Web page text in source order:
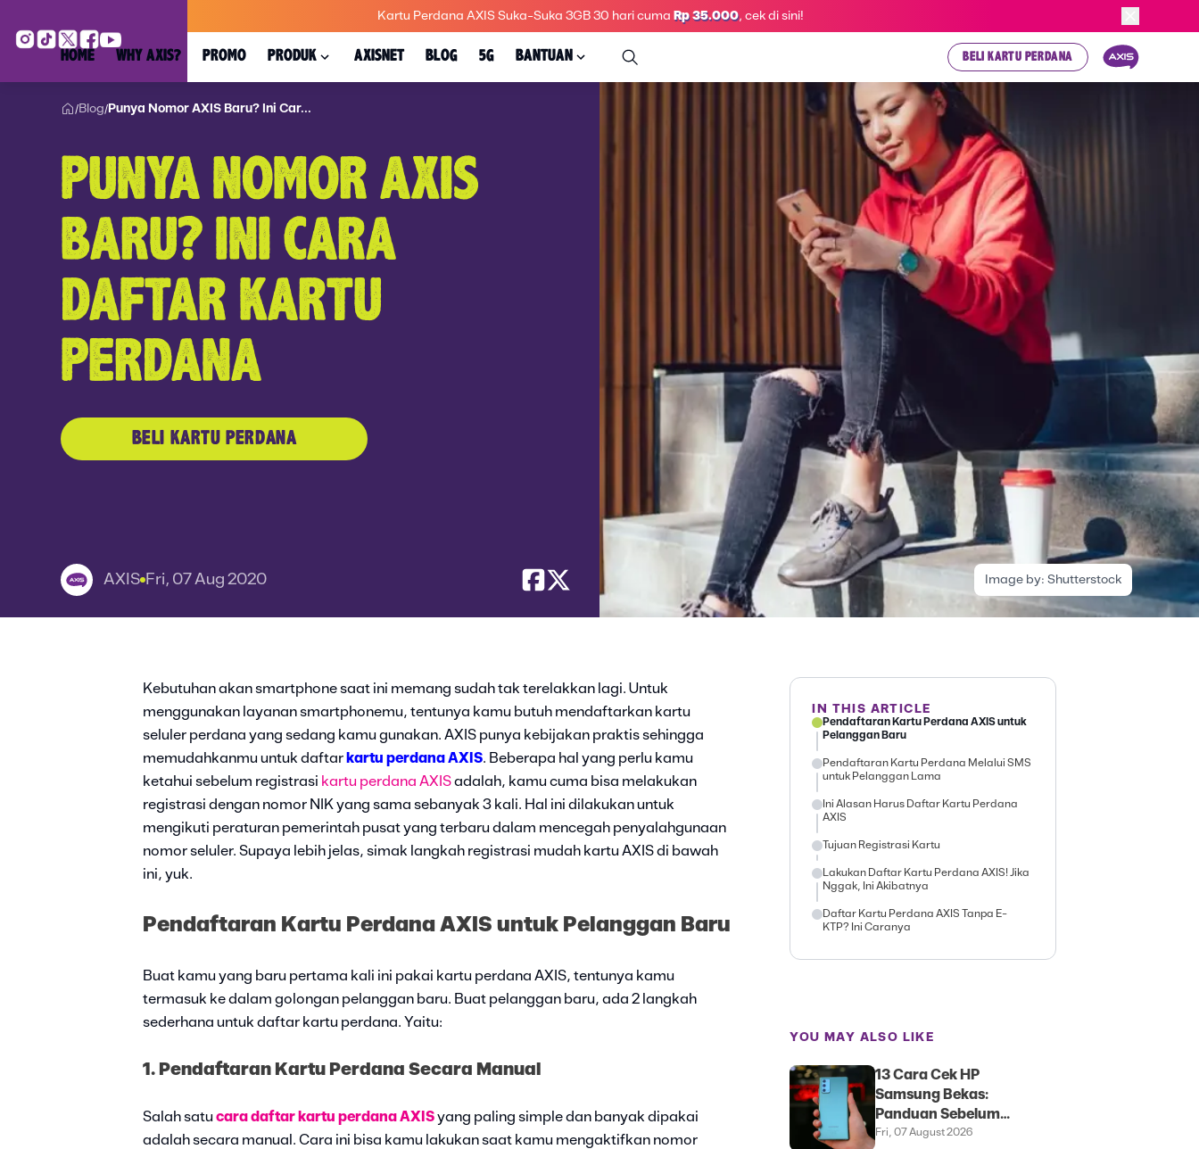
Kartu Perdana AXIS Suka-Suka 3GB 30 hari cuma Rp 35.000, cek di sini!
HOME WHY AXIS? PROMO PRODUK AXISNET BLOG 5G BANTUAN BELI KARTU PERDANA
/Blog/Punya Nomor AXIS Baru? Ini Car...
PUNYA NOMOR AXIS
BARU? INI CARA
DAFTAR KARTU
PERDANA
BELI KARTU PERDANA
AXIS Fri, 07 Aug 2020 Image by: Shutterstock
Kebutuhan akan smartphone saat ini memang sudah tak terelakkan lagi. Untuk
menggunakan layanan smartphonemu, tentunya kamu butuh mendaftarkan kartu
seluler perdana yang sedang kamu gunakan. AXIS punya kebijakan praktis sehingga
memudahkanmu untuk daftar kartu perdana AXIS. Beberapa hal yang perlu kamu
ketahui sebelum registrasi kartu perdana AXISadalah, kamu cuma bisa melakukan
registrasi dengan nomor NIK yang sama sebanyak 3 kali. Hal ini dilakukan untuk
mengikuti peraturan pemerintah pusat yang terbaru dalam mencegah penyalahgunaan
nomor seluler. Supaya lebih jelas, simak langkah registrasi mudah kartu AXIS di bawah
ini, yuk.
Pendaftaran Kartu Perdana AXIS untuk Pelanggan Baru
Buat kamu yang baru pertama kali ini pakai kartu perdana AXIS, tentunya kamu
termasuk ke dalam golongan pelanggan baru. Buat pelanggan baru, ada 2 langkah
sederhana untuk daftar kartu perdana. Yaitu:
1. Pendaftaran Kartu Perdana Secara Manual
Salah satu cara daftar kartu perdana AXISyang paling simple dan banyak dipakai
adalah secara manual. Cara ini bisa kamu lakukan saat kamu mengaktifkan nomor
IN THIS ARTICLE
Pendaftaran Kartu Perdana AXIS untuk
Pelanggan Baru
Pendaftaran Kartu Perdana Melalui SMS
untuk Pelanggan Lama
Ini Alasan Harus Daftar Kartu Perdana
AXIS
Tujuan Registrasi Kartu
Lakukan Daftar Kartu Perdana AXIS! Jika
Nggak, Ini Akibatnya
Daftar Kartu Perdana AXIS Tanpa E-
KTP? Ini Caranya
YOU MAY ALSO LIKE
13 Cara Cek HP
Samsung Bekas:
Panduan Sebelum
Membeli
Fri, 07 August 2026